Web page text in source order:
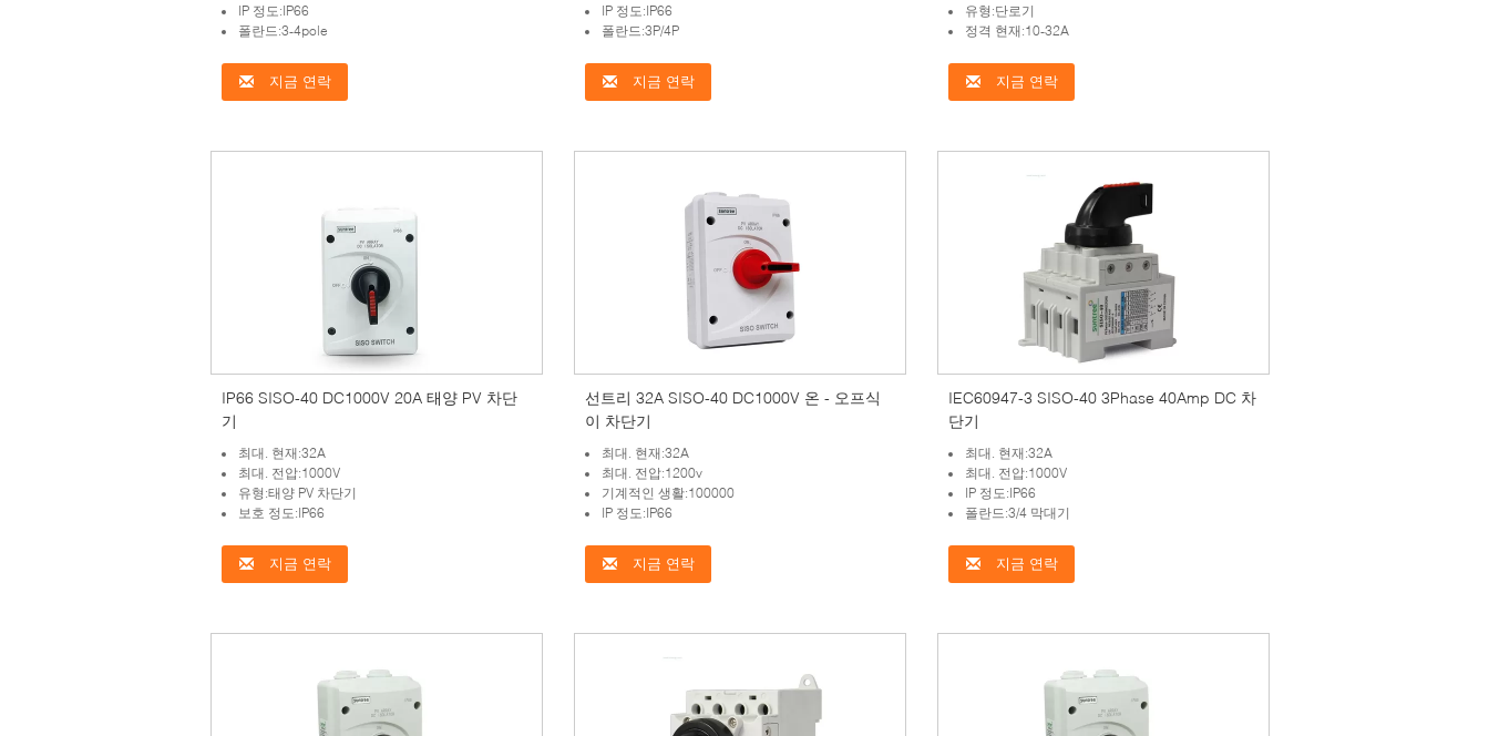
IP 정도:IP66
폴란드:3-4pole
지금 연락
IP 정도:IP66
폴란드:3P/4P
지금 연락
유형:단로기
정격 현재:10-32A
지금 연락
IP66 SISO-40 DC1000V 20A 태양 PV 차단
기
최대. 현재:32A
최대. 전압:1000V
유형:태양 PV 차단기
보호 정도:IP66
지금 연락
선트리 32A SISO-40 DC1000V 온 - 오프식
이 차단기
최대. 현재:32A
최대. 전압:1200v
기계적인 생활:100000
IP 정도:IP66
지금 연락
IEC60947-3 SISO-40 3Phase 40Amp DC 차
단기
최대. 현재:32A
최대. 전압:1000V
IP 정도:IP66
폴란드:3/4 막대기
지금 연락